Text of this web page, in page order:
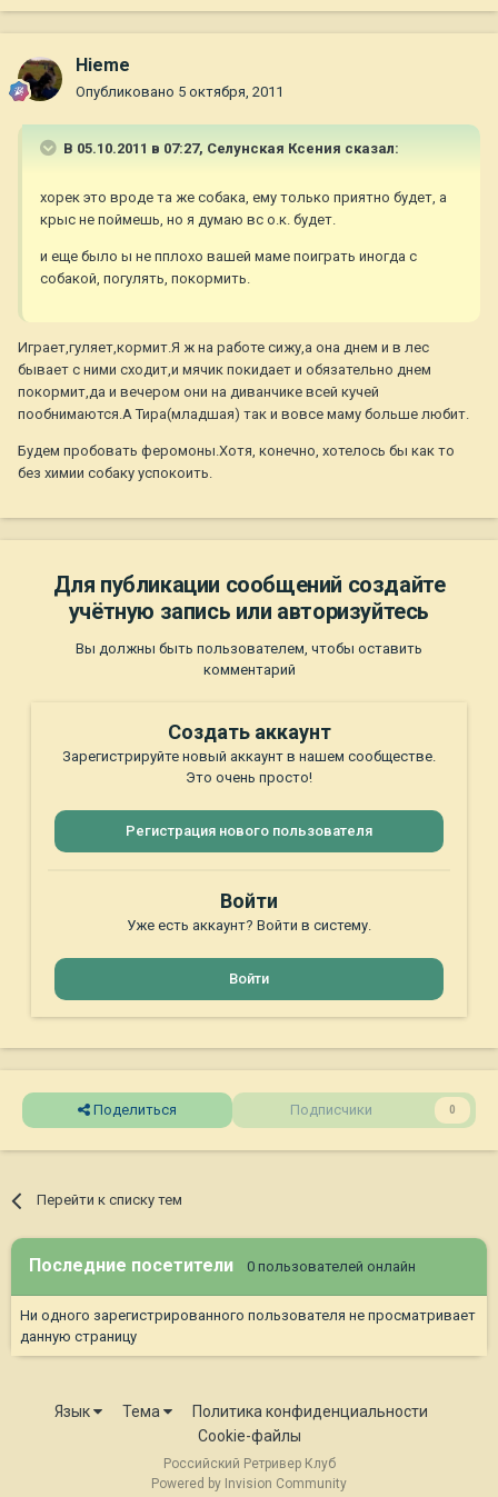
Hieme
Опубликовано 5 октября, 2011
В 05.10.2011 в 07:27, Селунская Ксения сказал:
хорек это вроде та же собака, ему только приятно будет, а
крыс не поймешь, но я думаю вс о.к. будет.
и еще было ы не пплохо вашей маме поиграть иногда с
собакой, погулять, покормить.
Играет,гуляет,кормит.Я ж на работе сижу,а она днем и в лес
бывает с ними сходит,и мячик покидает и обязательно днем
покормит,да и вечером они на диванчике всей кучей
пообнимаются.А Тира(младшая) так и вовсе маму больше любит.
Будем пробовать феромоны.Хотя, конечно, хотелось бы как то
без химии собаку успокоить.
Для публикации сообщений создайте
учётную запись или авторизуйтесь
Вы должны быть пользователем, чтобы оставить
комментарий
Создать аккаунт
Зарегистрируйте новый аккаунт в нашем сообществе.
Это очень просто!
Регистрация нового пользователя
Войти
Уже есть аккаунт? Войти в систему.
Войти
Поделиться Подписчики 0
Перейти к списку тем
Последние посетители 0 пользователей онлайн
Ни одного зарегистрированного пользователя не просматривает
данную страницу
Язык Тема
Политика конфиденциальности
Cookie-файлы
Российский Ретривер Клуб
Powered by Invision Community